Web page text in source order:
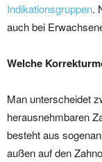
Indikationsgruppen.
auch bei
Welche
Man unterscheidet
herausnehmbaren
besteht aus
außen auf den